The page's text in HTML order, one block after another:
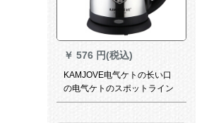
￥ 576 円(税込)
KAMJOVE电气ケトの长い口
の电气ケトのスポットライン
电気ポートレートのスープケ